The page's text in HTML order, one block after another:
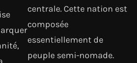
centrale. Cette nation est
composée
essentiellement de
peuple semi-nomade.